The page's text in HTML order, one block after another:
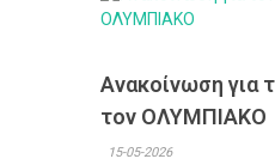
Ανακοίνωση για
τον ΟΛΥΜΠΙΑΚΟ
15-05-2026